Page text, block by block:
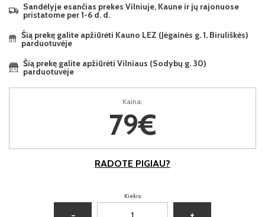
Sandėlyje esančias prekes Vilniuje, Kaune ir jų rajonuose
pristatome per 1-6 d. d.
Šią prekę galite apžiūrėti Kauno LEZ (Jėgainės g. 1, Biruliškės)
parduotuvėje
Šią prekę galite apžiūrėti Vilniaus (Sodybų g. 30)
parduotuvėje
Kaina:
79€
RADOTE PIGIAU?
Kiekis: